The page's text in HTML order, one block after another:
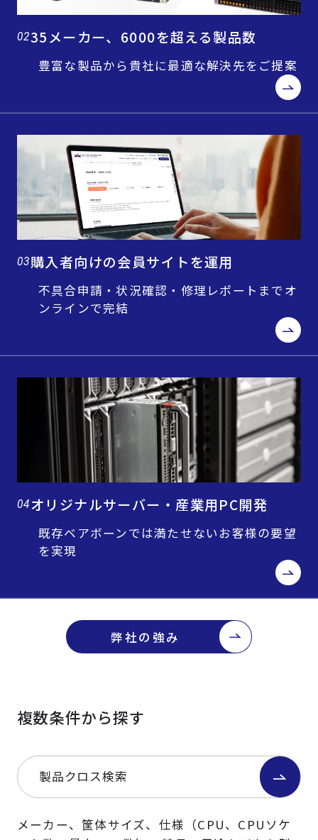
0235メーカー、6000を超える製品数
豊富な製品から貴社に最適な解決先をご提案
03購入者向けの会員サイトを運用
不具合申請・状況確認・修理レポートまでオ
ンラインで完結
04オリジナルサーバー・産業用PC開発
既存ベアボーンでは満たせないお客様の要望
を実現
弊社の強み
複数条件から探す
製品クロス検索
メーカー、筐体サイズ、仕様（CPU、CPUソケ